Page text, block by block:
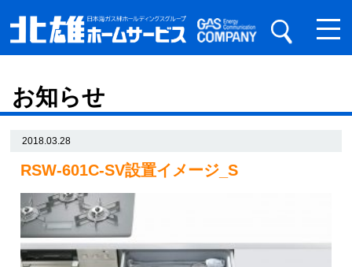
お知らせ
2018.03.28
RSW-601C-SV設置イメージ_S